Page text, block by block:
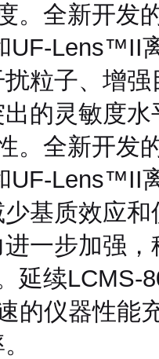
。全新开
Lens™II
粒子、增
的灵敏度水
。全新开发
Lens™II
基质效应
一步加强
延续LCMS-
的仪器性能